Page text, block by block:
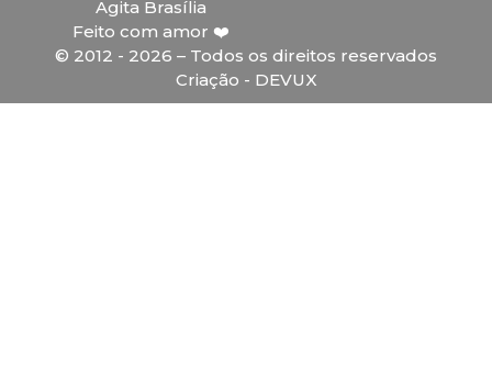
Agita Brasília
Feito com amor ❤️
© 2012 - 2026 – Todos os direitos reservados
Criação - DEVUX